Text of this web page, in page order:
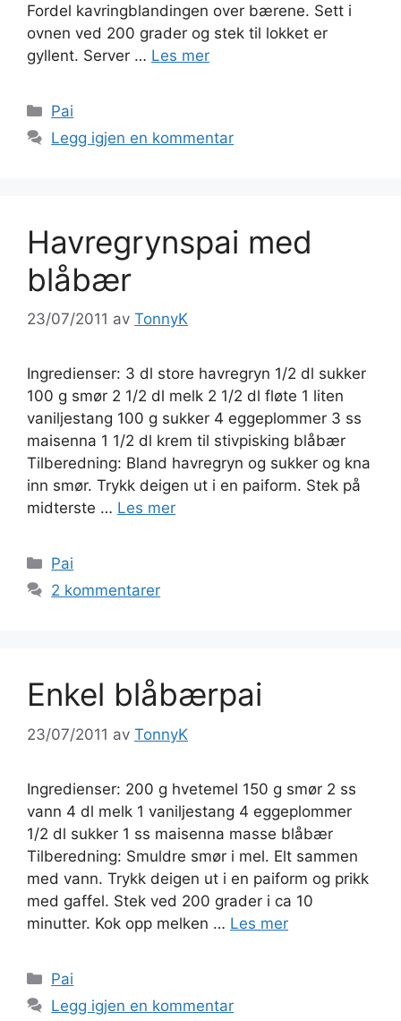
Fordel kavringblandingen over bærene. Sett i
ovnen ved 200 grader og stek til lokket er
gyllent. Server … Les mer
Kategorier
Pai
Legg igjen en kommentar
Havregrynspai med
blåbær
23/07/2011 av TonnyK
Ingredienser: 3 dl store havregryn 1/2 dl sukker
100 g smør 2 1/2 dl melk 2 1/2 dl fløte 1 liten
vaniljestang 100 g sukker 4 eggeplommer 3 ss
maisenna 1 1/2 dl krem til stivpisking blåbær
Tilberedning: Bland havregryn og sukker og kna
inn smør. Trykk deigen ut i en paiform. Stek på
midterste … Les mer
Kategorier
Pai
2 kommentarer
Enkel blåbærpai
23/07/2011 av TonnyK
Ingredienser: 200 g hvetemel 150 g smør 2 ss
vann 4 dl melk 1 vaniljestang 4 eggeplommer
1/2 dl sukker 1 ss maisenna masse blåbær
Tilberedning: Smuldre smør i mel. Elt sammen
med vann. Trykk deigen ut i en paiform og prikk
med gaffel. Stek ved 200 grader i ca 10
minutter. Kok opp melken … Les mer
Kategorier
Pai
Legg igjen en kommentar